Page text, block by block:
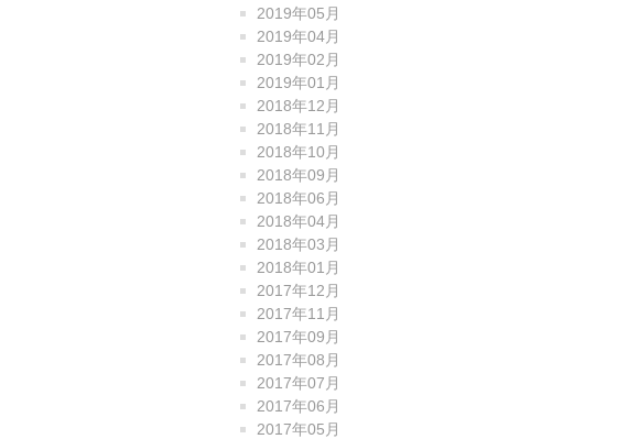
2019年05月
2019年04月
2019年02月
2019年01月
2018年12月
2018年11月
2018年10月
2018年09月
2018年06月
2018年04月
2018年03月
2018年01月
2017年12月
2017年11月
2017年09月
2017年08月
2017年07月
2017年06月
2017年05月